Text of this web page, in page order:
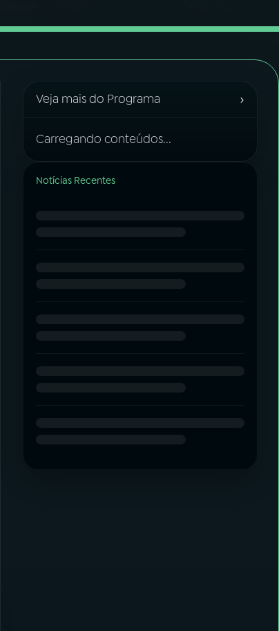
Veja mais do Programa ›
Carregando conteúdos...
Notícias Recentes